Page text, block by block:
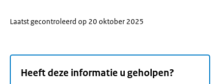
Laatst gecontroleerd op 20 oktober 2025
Heeft deze informatie u geholpen?